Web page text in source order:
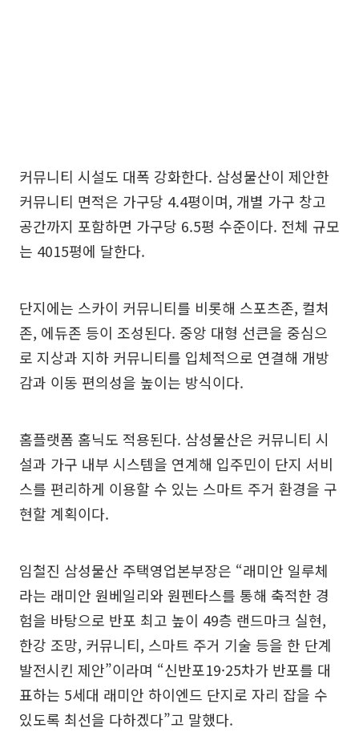
커뮤니티 시설도 대폭 강화한다. 삼성물산이 제안한
커뮤니티 면적은 가구당 4.4평이며, 개별 가구 창고
공간까지 포함하면 가구당 6.5평 수준이다. 전체 규모
는 4015평에 달한다.
단지에는 스카이 커뮤니티를 비롯해 스포츠존, 컬처
존, 에듀존 등이 조성된다. 중앙 대형 선큰을 중심으
로 지상과 지하 커뮤니티를 입체적으로 연결해 개방
감과 이동 편의성을 높이는 방식이다.
홈플랫폼 홈닉도 적용된다. 삼성물산은 커뮤니티 시
설과 가구 내부 시스템을 연계해 입주민이 단지 서비
스를 편리하게 이용할 수 있는 스마트 주거 환경을 구
현할 계획이다.
임철진 삼성물산 주택영업본부장은 “래미안 일루체
라는 래미안 원베일리와 원펜타스를 통해 축적한 경
험을 바탕으로 반포 최고 높이 49층 랜드마크 실현,
한강 조망, 커뮤니티, 스마트 주거 기술 등을 한 단계
발전시킨 제안”이라며 “신반포19·25차가 반포를 대
표하는 5세대 래미안 하이엔드 단지로 자리 잡을 수
있도록 최선을 다하겠다”고 말했다.